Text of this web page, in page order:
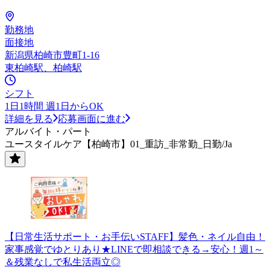
勤務地
面接地
新潟県柏崎市豊町1-16
東柏崎駅、柏崎駅
シフト
1日1時間 週1日からOK
詳細を見る
応募画面に進む
アルバイト・パート
ユースタイルケア【柏崎市】01_重訪_非常勤_日勤/Ja
【日常生活サポート・お手伝いSTAFF】髪色・ネイル自由！
家事感覚でゆとりあり★LINEで即相談できる→安心！週1～
＆残業なしで私生活両立◎